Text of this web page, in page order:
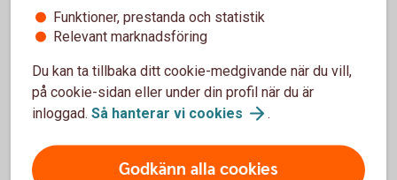
Företagskonton
Funktioner, prestanda och statistik
Relevant marknadsföring
Du kan ta tillbaka ditt cookie-medgivande när du vill,
på cookie-sidan eller under din profil när du är
inloggad. Så hanterar vi cookies .
Godkänn alla cookies